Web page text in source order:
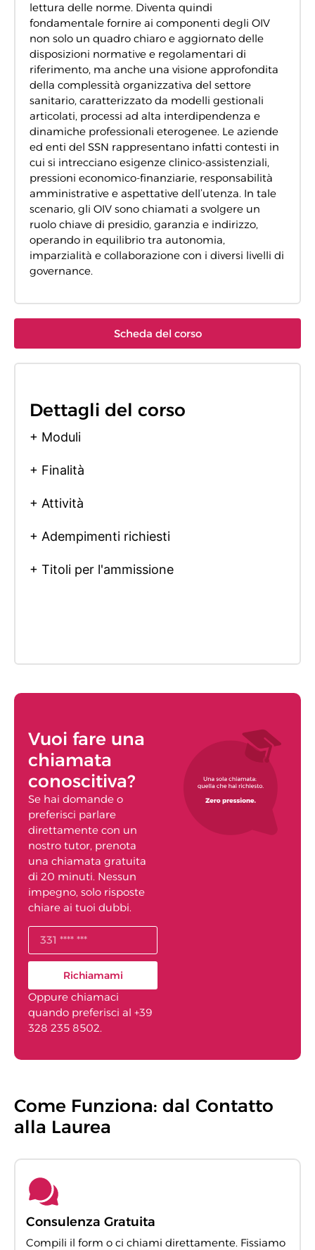
lettura delle norme. Diventa quindi
fondamentale fornire ai componenti degli OIV
non solo un quadro chiaro e aggiornato delle
disposizioni normative e regolamentari di
riferimento, ma anche una visione approfondita
della complessità organizzativa del settore
sanitario, caratterizzato da modelli gestionali
articolati, processi ad alta interdipendenza e
dinamiche professionali eterogenee. Le aziende
ed enti del SSN rappresentano infatti contesti in
cui si intrecciano esigenze clinico-assistenziali,
pressioni economico-finanziarie, responsabilità
amministrative e aspettative dell’utenza. In tale
scenario, gli OIV sono chiamati a svolgere un
ruolo chiave di presidio, garanzia e indirizzo,
operando in equilibrio tra autonomia,
imparzialità e collaborazione con i diversi livelli di
governance.
Scheda del corso
Dettagli del corso
+ Moduli
+ Finalità
+ Attività
+ Adempimenti richiesti
+ Titoli per l'ammissione
Vuoi fare una
chiamata
conoscitiva?
Se hai domande o
preferisci parlare
direttamente con un
nostro tutor, prenota
una chiamata gratuita
di 20 minuti. Nessun
impegno, solo risposte
chiare ai tuoi dubbi.
Richiamami
Oppure chiamaci
quando preferisci al +39
328 235 8502.
Come Funziona: dal Contatto
alla Laurea
Consulenza Gratuita
Compili il form o ci chiami direttamente. Fissiamo